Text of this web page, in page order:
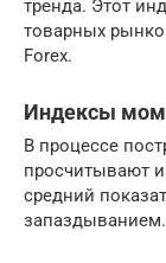
тренда. Этот
товарных
Forex.
Индексы
В процессе
просчитывают
средний
запаздыванием.